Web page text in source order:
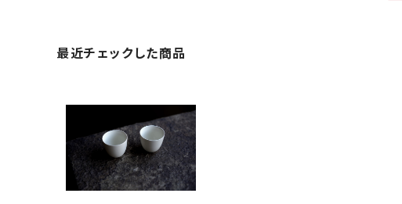
最近チェックした商品